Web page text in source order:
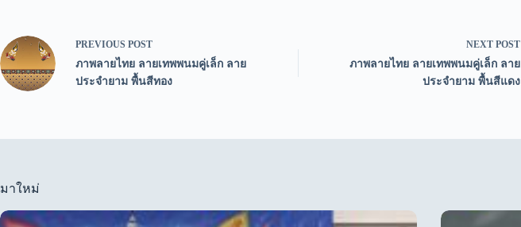
PREVIOUS POST
ภาพลายไทย ลายเทพพนมคู่เล็ก ลาย
ประจำยาม พื้นสีทอง
NEXT POST
ภาพลายไทย ลายเทพพนมคู่เล็ก ลาย
ประจำยาม พื้นสีแดง
มาใหม่